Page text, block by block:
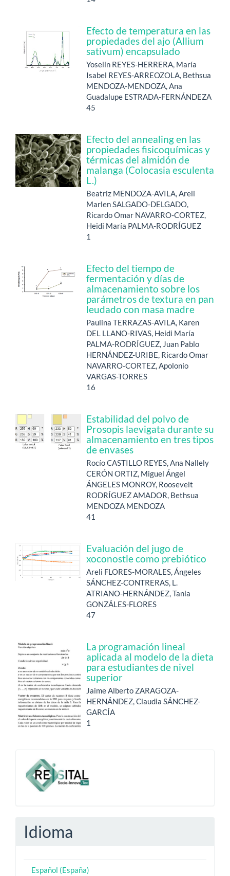
Efecto de temperatura en las
propiedades del ajo (Allium
sativum) encapsulado
Yoselin REYES-HERRERA, María
Isabel REYES-ARREOZOLA, Bethsua
MENDOZA-MENDOZA, Ana
Guadalupe ESTRADA-FERNÁNDEZA
45
Efecto del annealing en las
propiedades fisicoquímicas y
térmicas del almidón de
malanga (Colocasia esculenta
L.)
Beatriz MENDOZA-AVILA, Areli
Marlen SALGADO-DELGADO,
Ricardo Omar NAVARRO-CORTEZ,
Heidi María PALMA-RODRÍGUEZ
1
Efecto del tiempo de
fermentación y días de
almacenamiento sobre los
parámetros de textura en pan
leudado con masa madre
Paulina TERRAZAS-AVILA, Karen
DEL LLANO-RIVAS, Heidi María
PALMA-RODRÍGUEZ, Juan Pablo
HERNÁNDEZ-URIBE, Ricardo Omar
NAVARRO-CORTEZ, Apolonio
VARGAS-TORRES
16
Estabilidad del polvo de
Prosopis laevigata durante su
almacenamiento en tres tipos
de envases
Rocío CASTILLO REYES, Ana Nallely
CERÓN ORTIZ, Miguel Ángel
ÁNGELES MONROY, Roosevelt
RODRÍGUEZ AMADOR, Bethsua
MENDOZA MENDOZA
41
Evaluación del jugo de
xoconostle como prebiótico
Areli FLORES-MORALES, Ángeles
SÁNCHEZ-CONTRERAS, L.
ATRIANO-HERNÁNDEZ, Tania
GONZÁLES-FLORES
47
La programación lineal
aplicada al modelo de la dieta
para estudiantes de nivel
superior
Jaime Alberto ZARAGOZA-
HERNÁNDEZ, Claudia SÁNCHEZ-
GARCÍA
1
Idioma
Español (España)